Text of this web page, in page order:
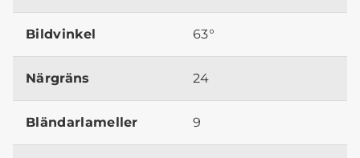
Bildvinkel 63°
Närgräns 24
Bländarlameller 9